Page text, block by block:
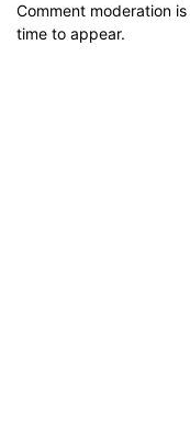
Comment moderation
time to appear.